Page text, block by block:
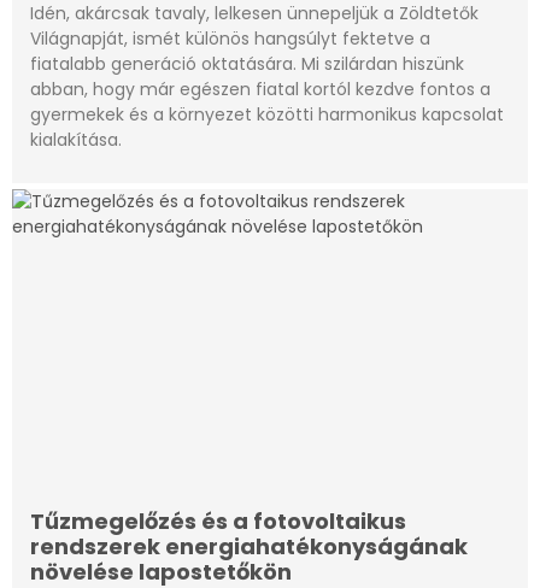
Idén, akárcsak tavaly, lelkesen ünnepeljük a Zöldtetők
Világnapját, ismét különös hangsúlyt fektetve a
fiatalabb generáció oktatására. Mi szilárdan hiszünk
abban, hogy már egészen fiatal kortól kezdve fontos a
gyermekek és a környezet közötti harmonikus kapcsolat
kialakítása.
Tűzmegelőzés és a fotovoltaikus
rendszerek energiahatékonyságának
növelése lapostetőkön